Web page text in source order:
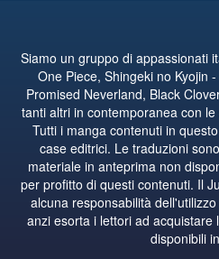
Siamo un gruppo di appassionati
One Piece, Shingeki no Kyojin
Promised Neverland, Black
tanti altri in contemporanea con
Tutti i manga contenuti in
case editrici. Le traduzioni
materiale in anteprima non
per profitto di questi contenuti. Il
alcuna responsabilità
anzi esorta i lettori ad
disponibili